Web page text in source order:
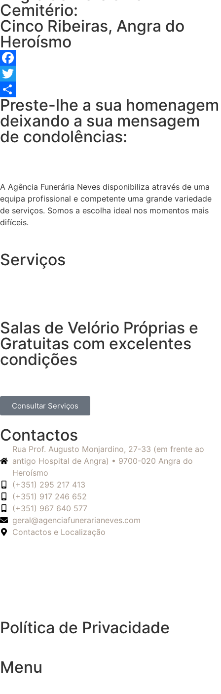
Cemitério:
Cinco Ribeiras, Angra do
Heroísmo
Facebook
Twitter
Share
Preste-lhe a sua homenagem
deixando a sua mensagem
de condolências:
A Agência Funerária Neves disponibiliza através de uma
equipa profissional e competente uma grande variedade
de serviços. Somos a escolha ideal nos momentos mais
difíceis.
Serviços
Salas de Velório Próprias e
Gratuitas com excelentes
condições
Consultar Serviços
Contactos
Rua Prof. Augusto Monjardino, 27-33 (em frente ao
antigo Hospital de Angra) • 9700-020 Angra do
Heroísmo
(+351) 295 217 413
(+351) 917 246 652
(+351) 967 640 577
geral@agenciafunerarianeves.com
Contactos e Localização
Política de Privacidade
Menu